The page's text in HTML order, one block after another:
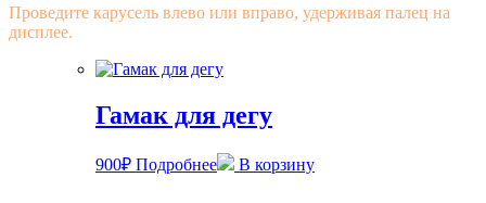
Проведите карусель влево или вправо, удерживая палец на
дисплее.
Гамак для дегу
900₽ Подробнее В корзину